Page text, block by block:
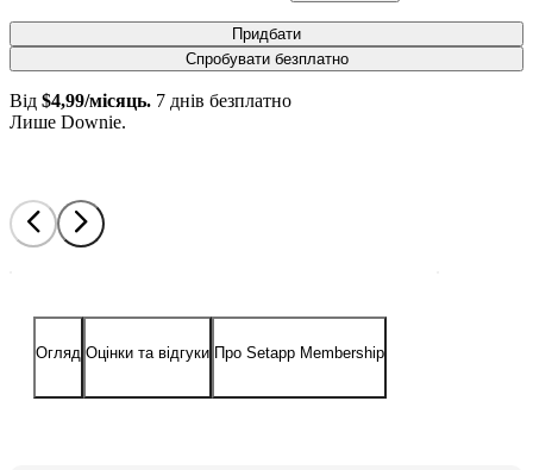
Придбати
Спробувати безплатно
Від $4,99/місяць. 7 днів безплатно
Лише Downie.
Огляд Оцінки та відгуки Про Setapp Membership